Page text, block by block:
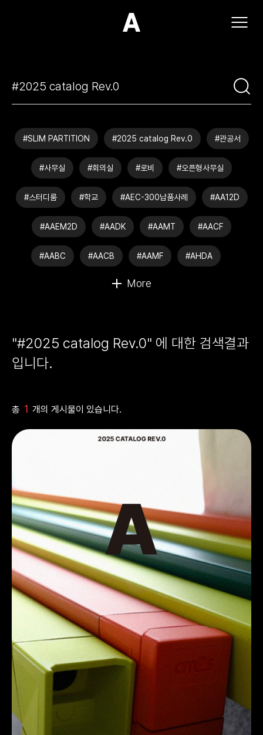
(주)아모스아인스가구
#SLIM PARTITION #2025 catalog Rev.0 #관공서
#사무실 #회의실 #로비 #오픈형사무실
#스터디룸 #학교 #AEC-300납품사례 #AA12D
#AAEM2D #AADK #AAMT #AACF
#AABC #AACB #AAMF #AHDA
"#2025 catalog Rev.0" 에 대한 검색결과
입니다.
총 1 개의 게시물이 있습니다.